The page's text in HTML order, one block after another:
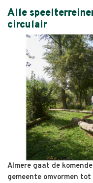
Alle
circulair
Almere gaat de
gemeente omvormen